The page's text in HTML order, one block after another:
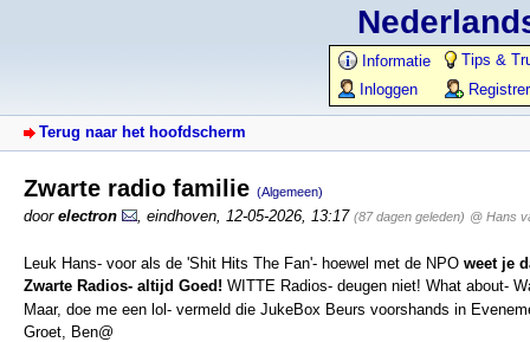
Informatie
Tips &
Inloggen
Terug naar het hoofdscherm
Zwarte radio familie (Algemeen)
door electron eindhoven 12-05-2026, 13:17 (87 dagen geleden) @ Hans
Leuk Hans- voor als de 'Shit Hits The Fan'- hoewel met de NPO weet je
Zwarte Radios- altijd Goed! WITTE Radios- deugen niet! What about-
Maar, doe me een lol- vermeld die JukeBox Beurs voorshands in
Groet, Ben@